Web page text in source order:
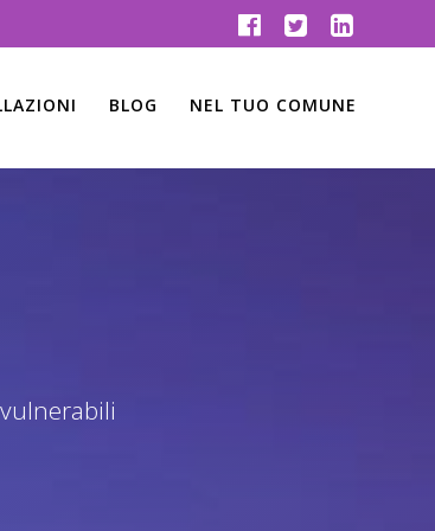
BLOG NEL TUO COMUNE